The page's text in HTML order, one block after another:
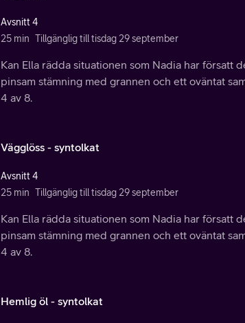
Avsnitt 4
25 min Tillgänglig till tisdag 29 september
Kan Ella rädda situationen som Nadia har försatt
pinsam stämning med grannen och ett oväntat
4 av 8.
Vägglöss - syntolkat
Avsnitt 4
25 min Tillgänglig till tisdag 29 september
Kan Ella rädda situationen som Nadia har försatt
pinsam stämning med grannen och ett oväntat
4 av 8.
Hemlig öl - syntolkat